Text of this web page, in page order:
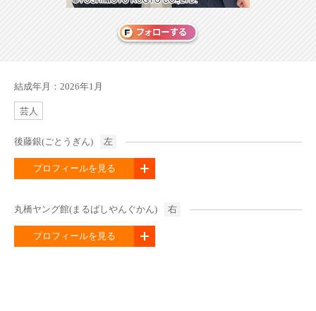
結成年月：2026年1月
芸人
後藤銀(ごとうぎん) 左
プロフィールを見る
丸橋ヤング館(まるばしやんぐかん) 右
プロフィールを見る